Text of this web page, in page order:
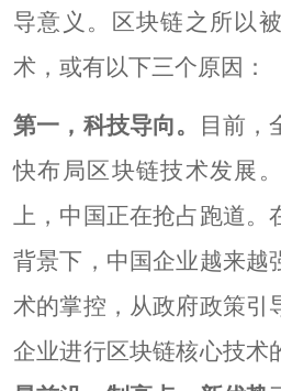
导意义。区块链之所以
术，或有以下三个原因：
第一，科技导向。
目前，
快布局区块链技术发展
上，中国正在抢占跑道
背景下，中国企业越来越
术的掌控，从政府政策引
企业进行区块链核心技术